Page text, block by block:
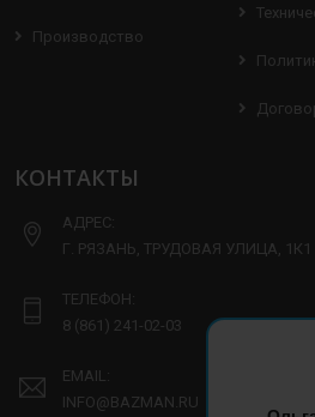
Производство
КОНТАКТЫ
АДРЕС:
Г. РЯЗАНЬ, ТРУДОВАЯ УЛИЦА, 1К1
ТЕЛЕФОН:
8 (861) 241-02-03
EMAIL:
INFO@BAZMAN.RU